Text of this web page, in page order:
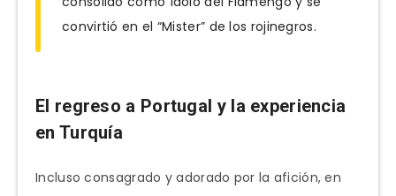
convirtió en el “Mister” de los rojinegros.
El regreso a Portugal y la experiencia
en Turquía
Incluso consagrado y adorado por la afición, en